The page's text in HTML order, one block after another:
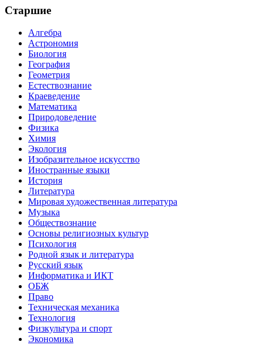
Старшие
Алгебра
Астрономия
Биология
География
Геометрия
Естествознание
Краеведение
Математика
Природоведение
Физика
Химия
Экология
Изобразительное искусство
Иностранные языки
История
Литература
Мировая художественная литература
Музыка
Обществознание
Основы религиозных культур
Психология
Родной язык и литература
Русский язык
Информатика и ИКТ
ОБЖ
Право
Техническая механика
Технология
Физкультура и спорт
Экономика